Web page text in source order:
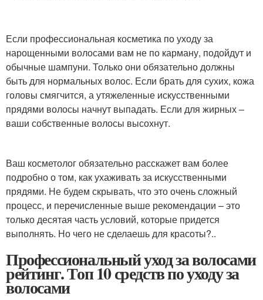
Если профессиональная косметика по уходу за
нарощенными волосами вам не по карману, подойдут и
обычные шампуни. Только они обязательно должны
быть для нормальных волос. Если брать для сухих, кожа
головы смягчится, а утяжеленные искусственными
прядями волосы начнут выпадать. Если для жирных –
ваши собственные волосы высохнут.
Ваш косметолог обязательно расскажет вам более
подробно о том, как ухаживать за искусственными
прядями. Не будем скрывать, что это очень сложный
процесс, и перечисленные выше рекомендации – это
только десятая часть условий, которые придется
выполнять. Но чего не сделаешь для красоты?..
Профессиональный уход за волосами
рейтинг. Топ 10 средств по уходу за
волосами